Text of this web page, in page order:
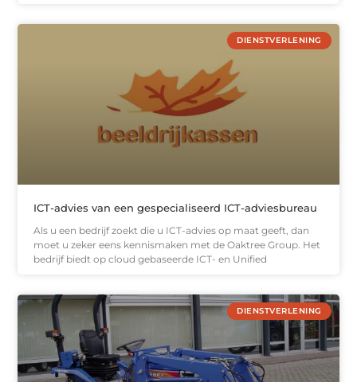
DIENSTVERLENING
ICT-advies van een gespecialiseerd ICT-adviesbureau
Als u een bedrijf zoekt die u ICT-advies op maat geeft, dan
moet u zeker eens kennismaken met de Oaktree Group. Het
bedrijf biedt op cloud gebaseerde ICT- en Unified
DIENSTVERLENING